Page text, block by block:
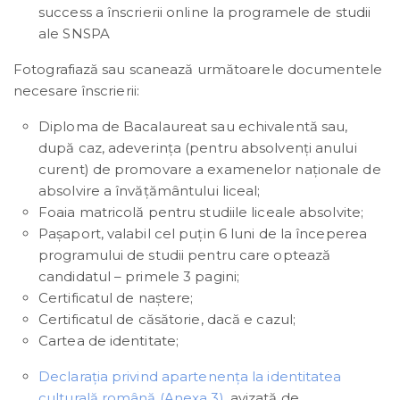
success a înscrierii online la programele de studii
ale SNSPA
Fotografiază sau scanează următoarele documentele
necesare înscrierii:
Diploma de Bacalaureat sau echivalentă sau,
după caz, adeverința (pentru absolvenți anului
curent) de promovare a examenelor naționale de
absolvire a învățământului liceal;
Foaia matricolă pentru studiile liceale absolvite;
Pașaport, valabil cel puțin 6 luni de la începerea
programului de studii pentru care optează
candidatul – primele 3 pagini;
Certificatul de naștere;
Certificatul de căsătorie, dacă e cazul;
Cartea de identitate;
Declaraţia privind apartenenţa la identitatea